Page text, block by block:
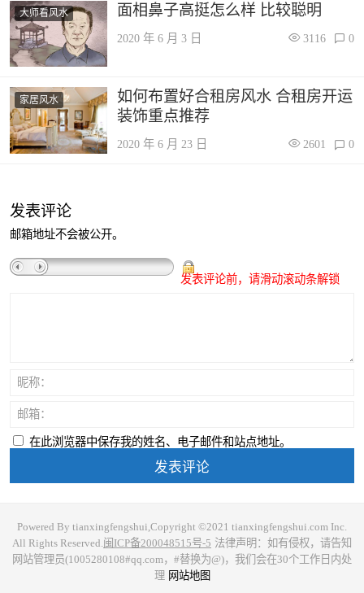
大师看风水 面相鼻子高挺怎么样 比较聪明
2020 年 6 月 3 日 3116 0
家居风水
如何布置好合租房风水 合租房开运
装饰重点推荐
2020 年 6 月 23 日 2601 0
发表评论
邮箱地址不会被公开。
发表评论前，请滑动滚动条解锁
昵称：
邮箱：
在此浏览器中保存我的姓名、电子邮件和站点地址。
Powered By tianxingfengshui,Copyright ©2021 tianxingfengshui.com Inc.
All Rights Reserved.闽ICP备200048515号-5 法律声明：如有侵权，请告知
网站管理员(1005280108#qq.com，#替换为@)，我们会在30个工作日内处
理 网站地图